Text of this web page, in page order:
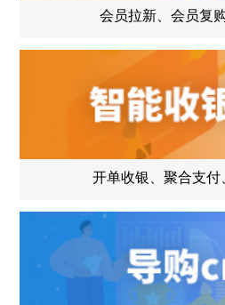
会员拉新、会员复
开单收银、聚合支付